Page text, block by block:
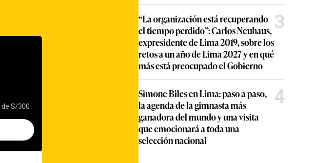
“La organización está recuperando
el tiempo perdido”: Carlos Neuhaus,
expresidente de Lima 2019, sobre los
retos a un año de Lima 2027 y en qué
más está preocupado el Gobierno
3
Simone Biles en Lima: paso a paso,
la agenda de la gimnasta más
ganadora del mundo y una visita
que emocionará a toda una
selección nacional
4